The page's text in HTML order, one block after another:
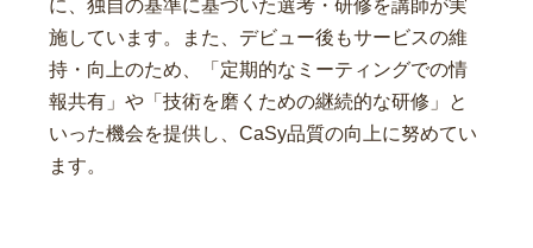
に、独自の基準に基づいた選考・研修を講師が実
施しています。また、デビュー後もサービスの維
持・向上のため、「定期的なミーティングでの情
報共有」や「技術を磨くための継続的な研修」と
いった機会を提供し、CaSy品質の向上に努めてい
ます。